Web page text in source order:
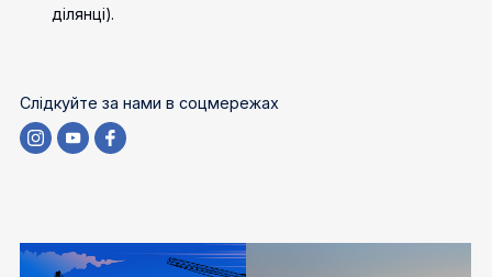
ділянці).
Слідкуйте за нами в соцмережах